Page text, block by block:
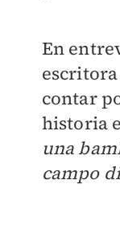
En
contar
historia
una
campo